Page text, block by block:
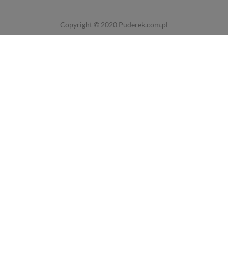
Copyright © 2020 Puderek.com.pl